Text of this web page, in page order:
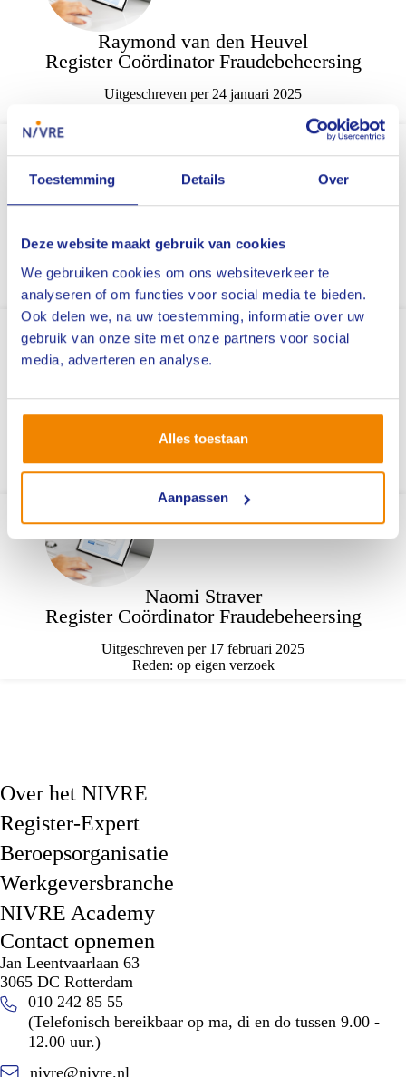
Toestemming Details Over
Deze website maakt gebruik van cookies
We gebruiken cookies om ons websiteverkeer te
analyseren of om functies voor social media te bieden.
Ook delen we, na uw toestemming, informatie over uw
gebruik van onze site met onze partners voor social
media, adverteren en analyse.
Alles toestaan
Aanpassen
Raymond van den Heuvel
Register Coördinator Fraudebeheersing
Uitgeschreven per 24 januari 2025
Branche Scheepvaart & Techniek
Uitgeschreven per 6 februari 2025
Reden: pensioen
Jordi Cremers
Register Coördinator Fraudebeheersing
Uitgeschreven per 13 februari 2025
Naomi Straver
Register Coördinator Fraudebeheersing
Uitgeschreven per 17 februari 2025
Reden: op eigen verzoek
Over het NIVRE
Register-Expert
Beroepsorganisatie
Werkgeversbranche
NIVRE Academy
Contact opnemen
Jan Leentvaarlaan 63
3065 DC Rotterdam
010 242 85 55
(Telefonisch bereikbaar op ma, di en do tussen 9.00 -
12.00 uur.)
nivre@nivre.nl